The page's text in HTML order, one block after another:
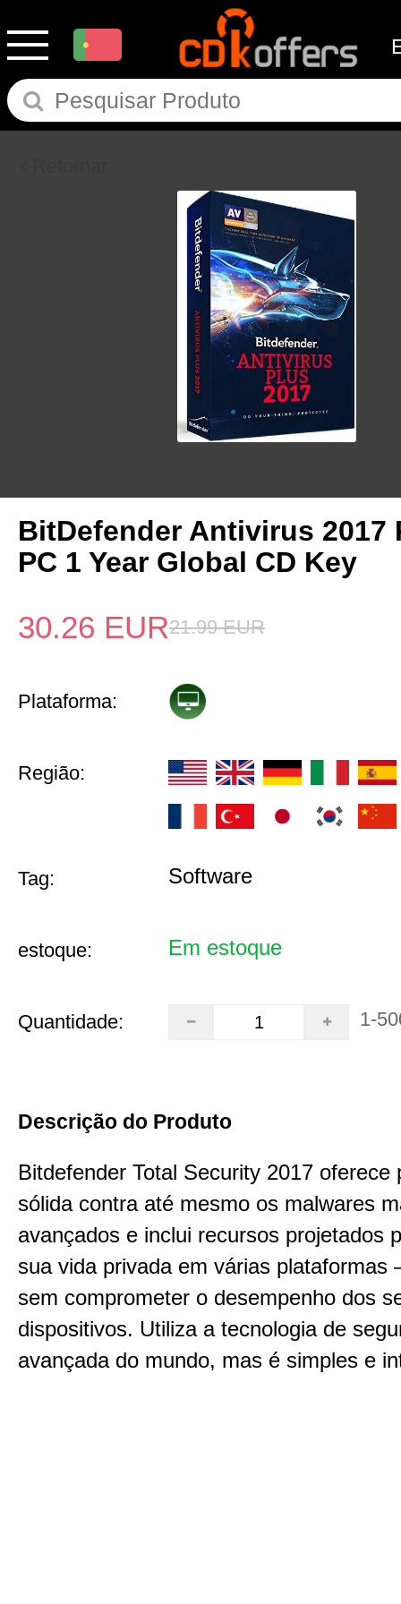
BitDefender Antivirus 2017
PC 1 Year Global CD Key
30.26 EUR21.99 EUR
Plataforma:
Região:
Tag: Software
estoque: Em estoque
Quantidade: 1-
Descrição do Produto
Bitdefender Total Security 2017 oferece
sólida contra até mesmo os malwares
avançados e inclui recursos projetados
sua vida privada em várias
sem comprometer o desempenho dos
dispositivos. Utiliza a tecnologia de
avançada do mundo, mas é simples e